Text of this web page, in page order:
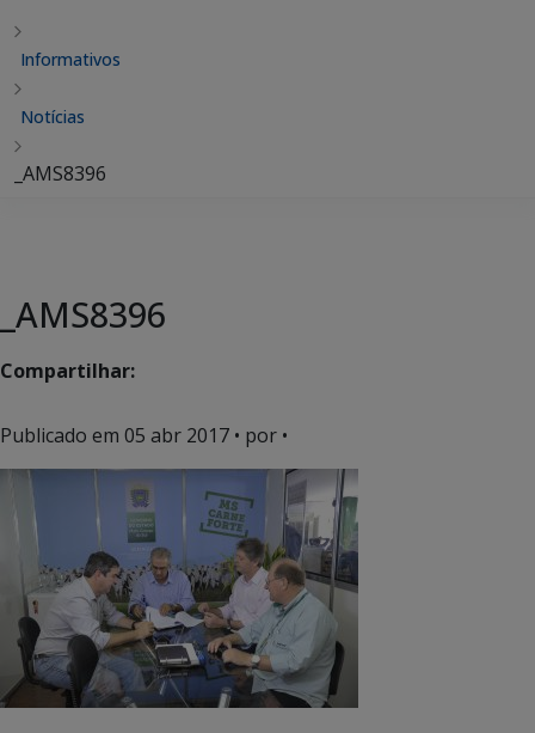
Informativos
Notícias
_AMS8396
_AMS8396
Compartilhar:
Publicado em 05 abr 2017 • por •